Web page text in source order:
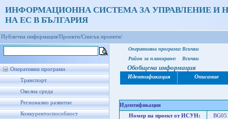
ИНФОРМАЦИОННА СИСТЕМА ЗА УПРАВЛЕНИЕ И
НА ЕС В БЪЛГАРИЯ
Публична информация/Проекти/Списък проекти/
Оперативни програми
Транспорт
Околна среда
Регионално развитие
Конкурентоспособност
Оперативна програма: Всички
Район за планиране:
Всички
Обобщена информация
Идентификация Описание
Идентификация
Номер на проект от ИСУН: